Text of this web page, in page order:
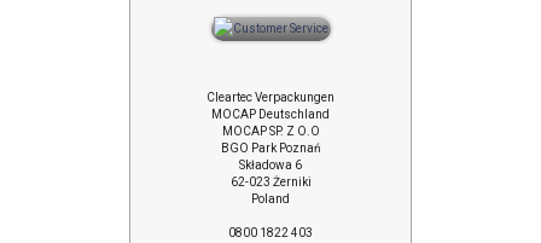
Cleartec Verpackungen
MOCAP Deutschland
MOCAP SP. Z O.O
BGO Park Poznań
Składowa 6
62-023 Żerniki
Poland
0800 1822 403